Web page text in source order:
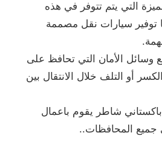
التي يتم تتوفر في هذه
توفير سيارات نقل مصممة
وسائل الأمان التي تحافظ على
أو التلف خلال الانتقال بين
باكستاني شاطر يقوم باعمال
جميع المحافظات..